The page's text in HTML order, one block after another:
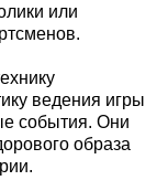
или
ведения игры
события. Они
образа